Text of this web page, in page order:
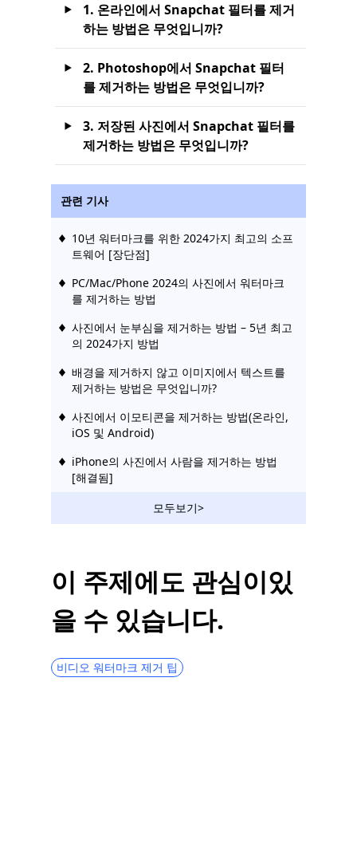
1. 온라인에서 Snapchat 필터를 제거
하는 방법은 무엇입니까?
2. Photoshop에서 Snapchat 필터
를 제거하는 방법은 무엇입니까?
3. 저장된 사진에서 Snapchat 필터를
제거하는 방법은 무엇입니까?
관련 기사
10년 워터마크를 위한 2024가지 최고의 소프
트웨어 [장단점]
PC/Mac/Phone 2024의 사진에서 워터마크
를 제거하는 방법
사진에서 눈부심을 제거하는 방법 – 5년 최고
의 2024가지 방법
배경을 제거하지 않고 이미지에서 텍스트를
제거하는 방법은 무엇입니까?
사진에서 이모티콘을 제거하는 방법(온라인,
iOS 및 Android)
iPhone의 사진에서 사람을 제거하는 방법
[해결됨]
Pixlr 워터마크 리무버 사용 방법 [세부 단계]
Snapchat에서 스티커를 삭제하는 방법 [연
습 가이드]
편리한 도구를 사용하여 사진에서 텍스트를
iPhone에서 개체 지우개를 사용하는 방법
모두보기>
이 주제에도 관심이있
을 수 있습니다.
비디오 워터마크 제거 팁